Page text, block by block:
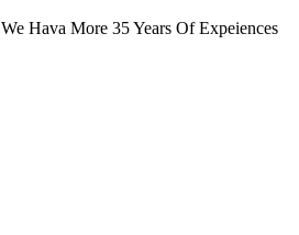
We Hava More 35 Years Of Expeiences